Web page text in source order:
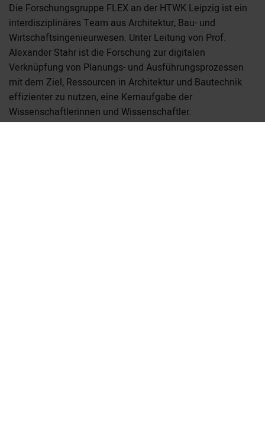
Die Forschungsgruppe FLEX an der HTWK Leipzig ist ein
interdisziplinäres Team aus Architektur, Bau- und
Wirtschaftsingenieurwesen. Unter Leitung von Prof.
Alexander Stahr ist die Forschung zur digitalen
Verknüpfung von Planungs- und Ausführungsprozessen
mit dem Ziel, Ressourcen in Architektur und Bautechnik
effizienter zu nutzen, eine Kernaufgabe der
Wissenschaftlerinnen und Wissenschaftler.